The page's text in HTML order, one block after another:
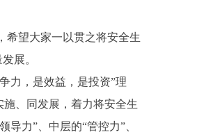
希望大家一以贯之将安全生
展。
力，是效益，是投资”理
、同发展，着力将安全生
导力”、中层的“管控力”、